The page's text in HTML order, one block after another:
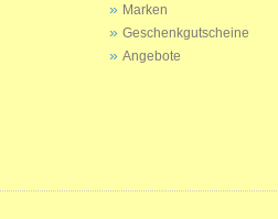
Marken
Geschenkgutscheine
Angebote